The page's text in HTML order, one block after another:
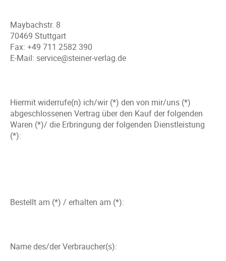
Maybachstr. 8
70469 Stuttgart
Fax: +49 711 2582 390
E-Mail: service@steiner-verlag.de
Hiermit widerrufe(n) ich/wir (*) den von mir/uns (*)
abgeschlossenen Vertrag über den Kauf der folgenden
Waren (*)/ die Erbringung der folgenden Dienstleistung
(*):
Bestellt am (*) / erhalten am (*):
Name des/der Verbraucher(s):